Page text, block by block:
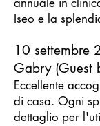
Iseo e la
10 settembre
Gabry (Guest
Eccellente
di casa. Ogni
dettaglio per